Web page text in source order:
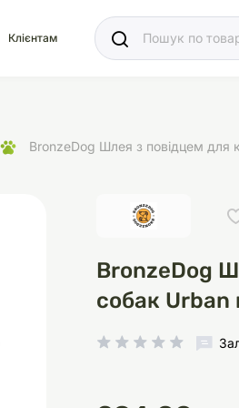
Наповнювачі
Акваріуми
Клієнтам
BronzeDog Шлея з повідцем для
BronzeDog
собак Urban